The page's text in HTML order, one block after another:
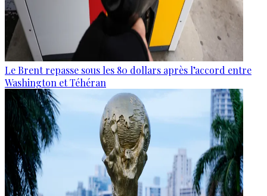
Le Brent repasse sous les 80 dollars après l’accord entre
Washington et Téhéran